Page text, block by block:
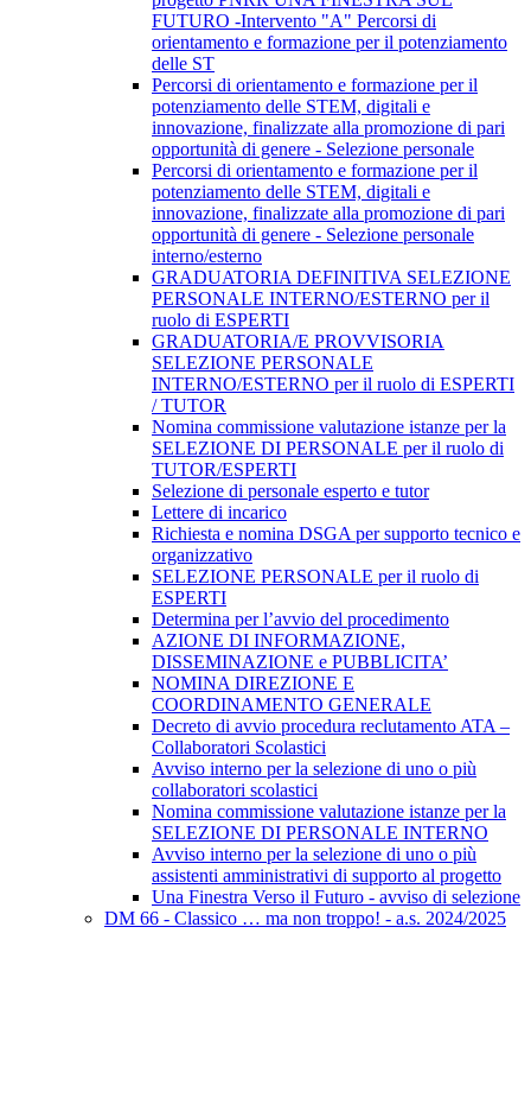
FUTURO -Intervento "A" Percorsi di
orientamento e formazione per il potenziamento
delle ST
Percorsi di orientamento e formazione per il
potenziamento delle STEM, digitali e
innovazione, finalizzate alla promozione di pari
opportunità di genere - Selezione personale
Percorsi di orientamento e formazione per il
potenziamento delle STEM, digitali e
innovazione, finalizzate alla promozione di pari
opportunità di genere - Selezione personale
interno/esterno
GRADUATORIA DEFINITIVA SELEZIONE
PERSONALE INTERNO/ESTERNO per il
ruolo di ESPERTI
GRADUATORIA/E PROVVISORIA
SELEZIONE PERSONALE
INTERNO/ESTERNO per il ruolo di ESPERTI
/ TUTOR
Nomina commissione valutazione istanze per la
SELEZIONE DI PERSONALE per il ruolo di
TUTOR/ESPERTI
Selezione di personale esperto e tutor
Lettere di incarico
Richiesta e nomina DSGA per supporto tecnico e
organizzativo
SELEZIONE PERSONALE per il ruolo di
ESPERTI
Determina per l’avvio del procedimento
AZIONE DI INFORMAZIONE,
DISSEMINAZIONE e PUBBLICITA’
NOMINA DIREZIONE E
COORDINAMENTO GENERALE
Decreto di avvio procedura reclutamento ATA –
Collaboratori Scolastici
Avviso interno per la selezione di uno o più
collaboratori scolastici
Nomina commissione valutazione istanze per la
SELEZIONE DI PERSONALE INTERNO
Avviso interno per la selezione di uno o più
assistenti amministrativi di supporto al progetto
Una Finestra Verso il Futuro - avviso di selezione
DM 66 - Classico … ma non troppo! - a.s. 2024/2025